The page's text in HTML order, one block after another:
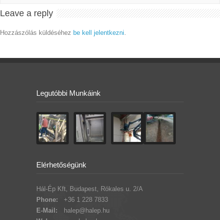
Leave a reply
Hozzászólás küldéséhez be kell jelentkezni
Legutóbbi Munkáink
Elérhetőségünk
Hál-Ép Kft, Budapest, Rókales u. 2/A
Phone:
+36 1 228 7833
E-Mail:
halep@halep.hu